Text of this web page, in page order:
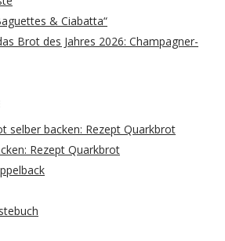
& Ciabatta“
Brot des Jahres 2026: Champagner-
selber backen: Rezept Quarkbrot
Rezept Quarkbrot